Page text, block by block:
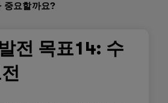
중요할까요?
전 목표14: 수